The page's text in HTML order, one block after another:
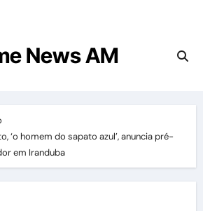
News AM
‘o homem do sapato azul’, anuncia pré-
em Iranduba